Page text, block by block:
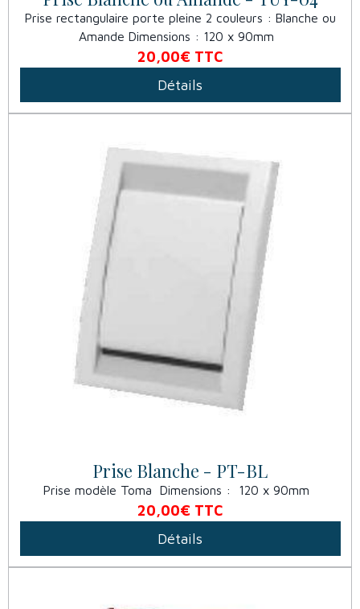
Prise rectangulaire porte pleine 2 couleurs : Blanche ou
Amande Dimensions : 120 x 90mm
20,00€ TTC
Détails
Prise Blanche - PT-BL
Prise modèle Toma Dimensions : 120 x 90mm
20,00€ TTC
Détails